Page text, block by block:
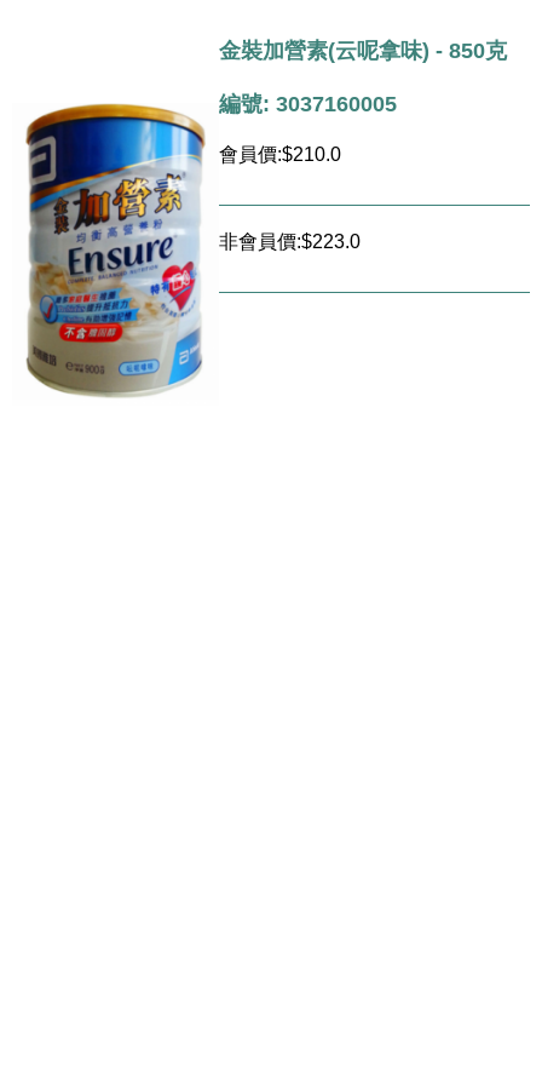
金裝加營素(云呢拿味) - 850克
編號: 3037160005
會員價:$210.0
非會員價:$223.0